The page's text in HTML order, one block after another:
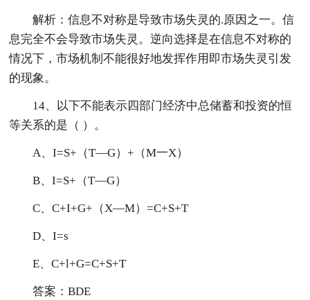
解析：信息不对称是导致市场失灵的.原因之一。信
息完全不会导致市场失灵。逆向选择是在信息不对称的
情况下，市场机制不能很好地发挥作用即市场失灵引发
的现象。
14、以下不能表示四部门经济中总储蓄和投资的恒
等关系的是（ ）。
A、I=S+（T—G）+（M一X）
B、I=S+（T—G）
C、C+I+G+（X—M）=C+S+T
D、I=s
E、C+l+G=C+S+T
答案：BDE